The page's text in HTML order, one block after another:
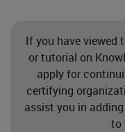
If you have viewed
or tutorial on
apply for
certifying
assist you in
to